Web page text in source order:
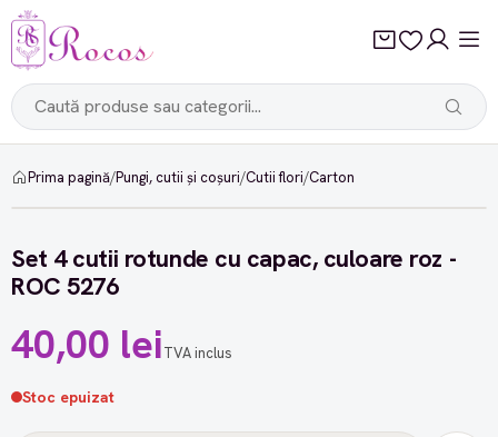
Prima pagină/Pungi, cutii și coșuri/Cutii flori/Carton
Set 4 cutii rotunde cu capac, culoare roz -
ROC 5276
40,00 leiTVA inclus
Stoc epuizat